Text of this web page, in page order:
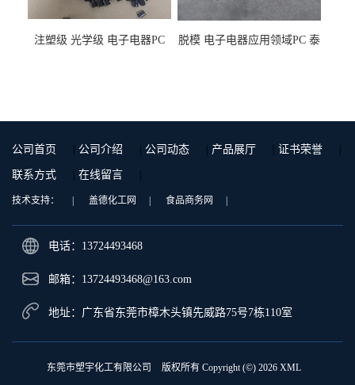
注塑级 光学级 电子电器PC
脱模 电子电器应用领域PC 泰
公司首页 | 公司介绍 | 公司动态 | 产品展厅 | 证书荣誉 |
联系方式 | 在线留言 |
技术支持： | 盖德化工网 | 食品商务网 |
电话：13724493468
邮箱： 13724493468@163.com
地址：广东省东莞市樟木头镇先威路75号7栋110室
东莞市塑宇化工有限公司 版权所有 Copyright (©) 2026 XML